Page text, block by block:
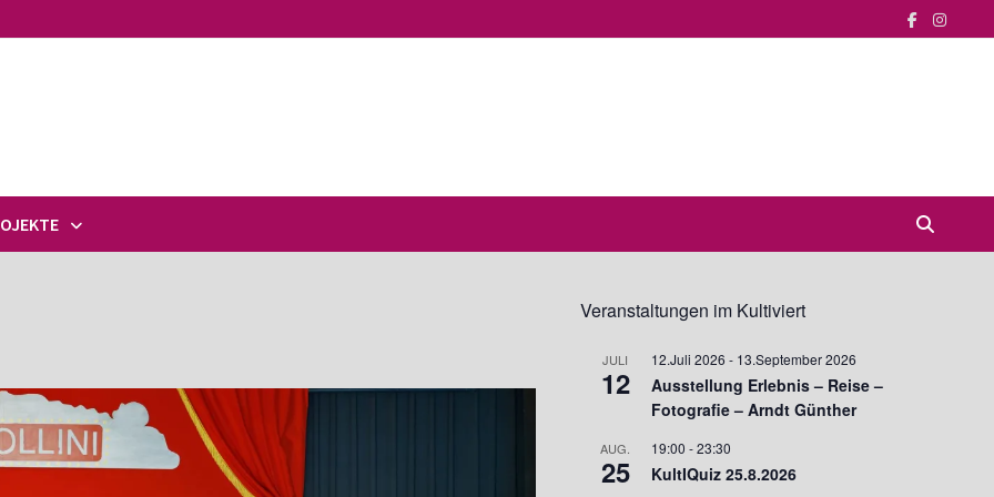
Veranstaltungen im Kultiviert
JULI
12
12.Juli 2026 - 13.September 2026
Ausstellung Erlebnis – Reise –
Fotografie – Arndt Günther
AUG.
25
19:00 -23:30
KultIQuiz 25.8.2026